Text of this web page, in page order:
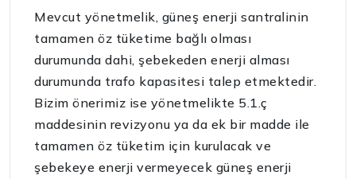
Mevcut yönetmelik, güneş enerji santralinin
tamamen öz tüketime bağlı olması
durumunda dahi, şebekeden enerji alması
durumunda trafo kapasitesi talep etmektedir.
Bizim önerimiz ise yönetmelikte 5.1.ç
maddesinin revizyonu ya da ek bir madde ile
tamamen öz tüketim için kurulacak ve
şebekeye enerji vermeyecek güneş enerji